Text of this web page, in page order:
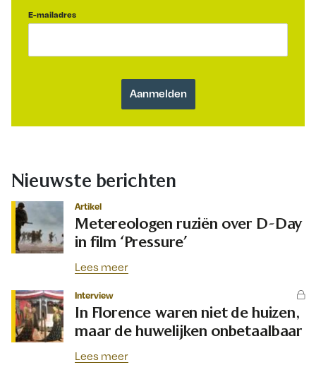
E-mailadres
Nieuwste berichten
Artikel
Metereologen ruziën over D-Day
in film ‘Pressure’
Lees meer
Interview
In Florence waren niet de huizen,
maar de huwelijken onbetaalbaar
Lees meer